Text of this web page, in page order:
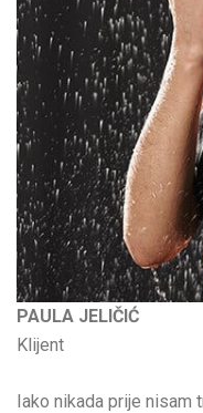
PAULA JELIČIĆ
Klijent
Iako nikada prije nisam